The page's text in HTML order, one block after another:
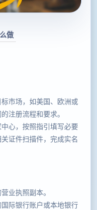
做
市场，如美国、欧洲或
注册流程和要求。
心，按照指引填写必要
证件扫描件，完成实名
业执照副本。
际银行账户或本地银行